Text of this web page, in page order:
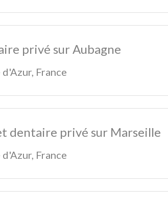
privé sur Aubagne
d'Azur France
dentaire privé sur Marseille
d'Azur France